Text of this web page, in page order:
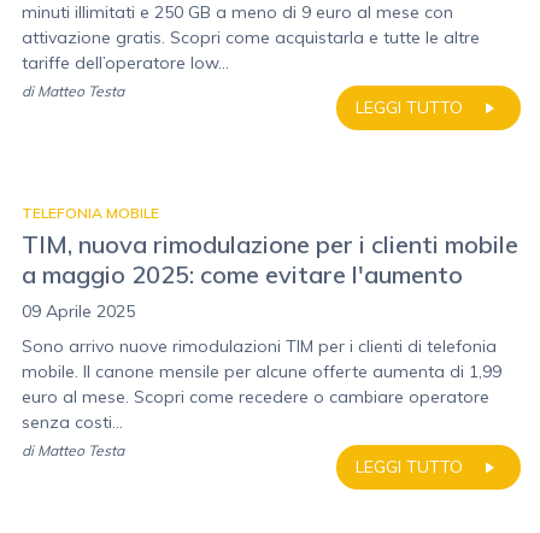
minuti illimitati e 250 GB a meno di 9 euro al mese con
attivazione gratis. Scopri come acquistarla e tutte le altre
tariffe dell’operatore low...
LEGGI TUTTO
di Matteo Testa
TELEFONIA MOBILE
TIM, nuova rimodulazione per i clienti mobile
a maggio 2025: come evitare l'aumento
09 Aprile 2025
Sono arrivo nuove rimodulazioni TIM per i clienti di telefonia
mobile. Il canone mensile per alcune offerte aumenta di 1,99
euro al mese. Scopri come recedere o cambiare operatore
senza costi...
LEGGI TUTTO
di Matteo Testa